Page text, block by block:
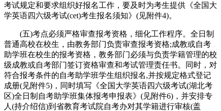
考试规定和要求组织好报名工作，要及时为考生提供《全国大
学英语四六级考试(cet)考生报名须知》(见附件4)。
(五)考点必须严格审查报考资格，细化工作程序。全日制
普通高校在校生，由教务部门负责审查报考资格;成教或自考
助学班在校生的报考资格，教务部门必须与负责学籍管理的校
级成教或自考部门签订资格审查和考试管理责任书。同时，对
符合报考条件的自考助学班学生组织报名,并按规定格式登记
成册(见附件5)，同时填写《全国大学英语四六级考试(湖北考
区)全日制自考助学班集体报考申报表》(见附件6)，并安排专
人(持介绍信)到省教育考试院自考办对其学籍进行审核(盖